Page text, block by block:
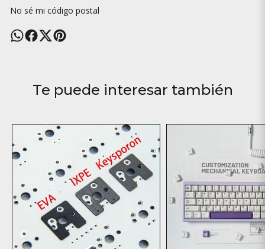
No sé mi código postal
Te puede interesar también